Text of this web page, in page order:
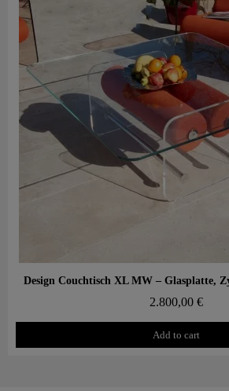
Aperçu rapide
2.800,00 €
Add to cart